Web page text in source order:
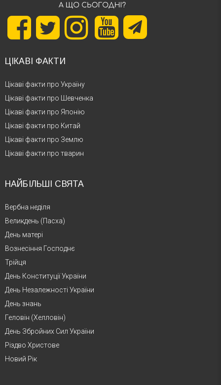
ЦІКАВІ ФАКТИ
Цікаві факти про Україну
Цікаві факти про Шевченка
Цікаві факти про Японію
Цікаві факти про Китай
Цікаві факти про Землю
Цікаві факти про тварин
НАЙБІЛЬШІ СВЯТА
Вербна неділя
Великдень (Пасха)
День матері
Вознесіння Господнє
Трійця
День Конституції України
День Незалежності України
День знань
Геловін (Хелловін)
День Збройних Сил України
Різдво Христове
Новий Рік